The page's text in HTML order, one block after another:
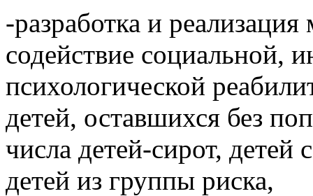
-разработка и
содействие социальной,
психологической
детей, оставшихся без
числа детей-сирот, детей
детей из группы риска,